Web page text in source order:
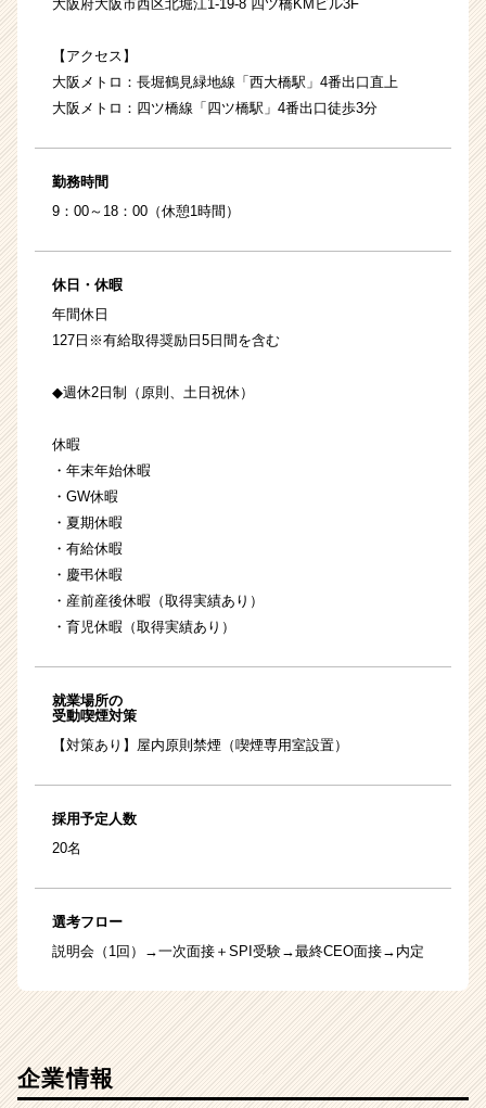
大阪府大阪市西区北堀江1-19-8 四ツ橋KMビル3F
【アクセス】
大阪メトロ：長堀鶴見緑地線「西大橋駅」4番出口直上
大阪メトロ：四ツ橋線「四ツ橋駅」4番出口徒歩3分
勤務時間
9：00～18：00（休憩1時間）
休日・休暇
年間休日
127日※有給取得奨励日5日間を含む
◆週休2日制（原則、土日祝休）
休暇
・年末年始休暇
・GW休暇
・夏期休暇
・有給休暇
・慶弔休暇
・産前産後休暇（取得実績あり）
・育児休暇（取得実績あり）
就業場所の
受動喫煙対策
【対策あり】屋内原則禁煙（喫煙専用室設置）
採用予定人数
20名
選考フロー
説明会（1回）→一次面接＋SPI受験→最終CEO面接→内定
企業情報